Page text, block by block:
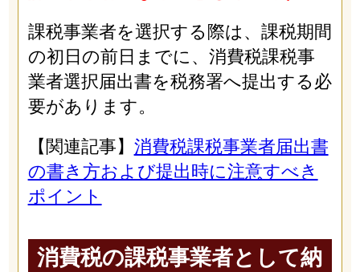
課税事業者を選択する際は、課税期間
の初日の前日までに、消費税課税事
業者選択届出書を税務署へ提出する必
要があります。
【関連記事】 消費税課税事業者届出書
の書き方および提出時に注意すべき
ポイント
消費税の課税事業者として納